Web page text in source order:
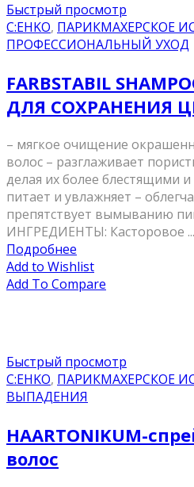
Быстрый просмотр
C:EHKO, ПАРИКМАХЕРСКОЕ
ПРОФЕССИОНАЛЬНЫЙ УХОД
FARBSTABIL
ДЛЯ СОХРАНЕНИЯ
– мягкое очищение
волос – разглаживает
делая их более блестящими
питает и увлажняет –
препятствует вымыванию
ИНГРЕДИЕНТЫ: Касторовое ...
Подробнее
Add to Wishlist
Add To Compare
Быстрый просмотр
C:EHKO, ПАРИКМАХЕРСКОЕ
ВЫПАДЕНИЯ
HAARTONIKUM-
волос